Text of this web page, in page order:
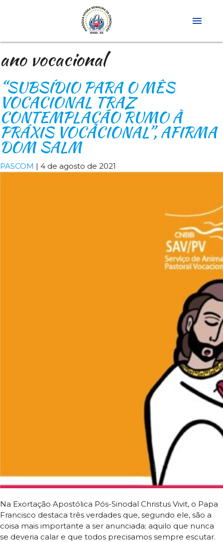
menu
ano vocacional
“SUBSÍDIO PARA O MÊS
VOCACIONAL TRAZ
CONTEMPLAÇÃO RUMO À
PRÁXIS VOCACIONAL”, AFIRMA
DOM SALM
PASCOM | 4 de agosto de 2021
Na Exortação Apostólica Pós-Sinodal Christus Vivit, o Papa
Francisco destaca três verdades que, segundo ele, são a
coisa mais importante a ser anunciada; aquilo que nunca
se deveria calar e que todos precisamos sempre escutar.